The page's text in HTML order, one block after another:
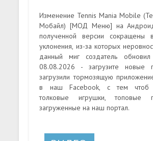
Изменение Tennis Mania Mobile
Мобайл) [МОД Меню] на
полученной версии сокращены
уклонения, из-за которых
данный миг создатель
08.08.2026 - загрузите новые
загрузили тормозящую
в наш Facebook, с тем чтоб
толковые игрушки, топовые
загруженные на наш портал.